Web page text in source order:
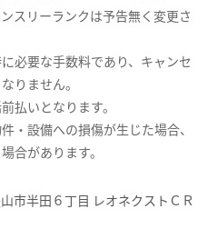
スリーランクは予告無く変更さ
必要な手数料であり、キャンセ
りません。
払いとなります。
・設備への損傷が生じた場合、
合があります。
市半田６丁目 レオネクストＣＲ